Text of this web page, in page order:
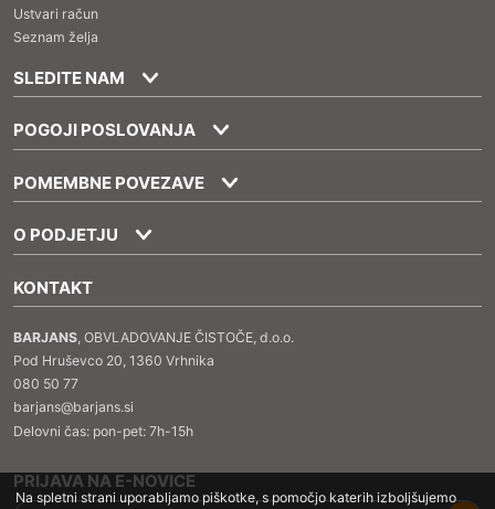
Ustvari račun
Seznam želja
SLEDITE NAM
POGOJI POSLOVANJA
POMEMBNE POVEZAVE
O PODJETJU
KONTAKT
BARJANS, OBVLADOVANJE ČISTOČE, d.o.o.
Pod Hruševco 20, 1360 Vrhnika
080 50 77
barjans@barjans.si
Delovni čas: pon-pet: 7h-15h
PRIJAVA NA E-NOVICE
Na spletni strani uporabljamo piškotke, s pomočjo katerih izboljšujemo